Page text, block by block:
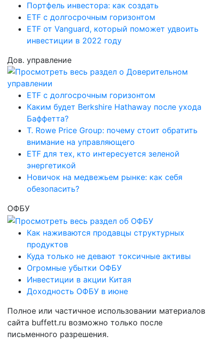
Портфель инвестора: как создать
ETF с долгосрочным горизонтом
ETF от Vanguard, который поможет удвоить
инвестиции в 2022 году
Дов. управление
ETF с долгосрочным горизонтом
Каким будет Berkshire Hathaway после ухода
Баффетта?
T. Rowe Price Group: почему стоит обратить
внимание на управляющего
ETF для тех, кто интересуется зеленой
энергетикой
Новичок на медвежьем рынке: как себя
обезопасить?
ОФБУ
Как наживаются продавцы структурных
продуктов
Куда только не девают токсичные активы
Огромные убытки ОФБУ
Инвестиции в акции Китая
Доходность ОФБУ в июне
Полное или частичное использовании материалов
сайта buffett.ru возможно только после
письменного разрешения.